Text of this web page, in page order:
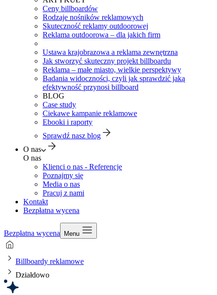
Ceny billboardów
Rodzaje nośników reklamowych
Skuteczność reklamy outdoorowej
Reklama outdoorowa – dla jakich firm
Ustawa krajobrazowa a reklama zewnętrzna
Jak stworzyć skuteczny projekt billboardu
Reklama – małe miasto, wielkie perspektywy
Badania widoczności, czyli jak sprawdzić jaką
efektywność przynosi billboard
BLOG
Case study
Ciekawe kampanie reklamowe
Ebooki i raporty
Sprawdź nasz blog
O nas
O nas
Klienci o nas - Referencje
Poznajmy się
Media o nas
Pracuj z nami
Kontakt
Bezpłatna wycena
Bezpłatna wycena Menu
Billboardy reklamowe
Działdowo